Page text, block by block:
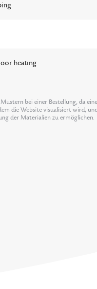
heating
bei einer Bestellung, da
die Website visualisiert wird,
der Materialien zu ermöglichen.